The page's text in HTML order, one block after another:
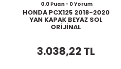
0.0 Puan - 0 Yorum
HONDA PCX125 2018-2020
YAN KAPAK BEYAZ SOL
ORİJİNAL
3.038,22 TL